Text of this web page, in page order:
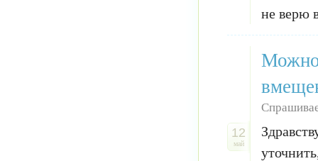
не верю
12
май
Можно